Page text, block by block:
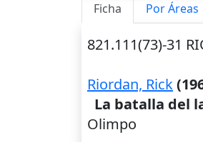
Ficha Por Áreas
821.111(73)-31
Riordan, Rick
La batalla del
Olimpo